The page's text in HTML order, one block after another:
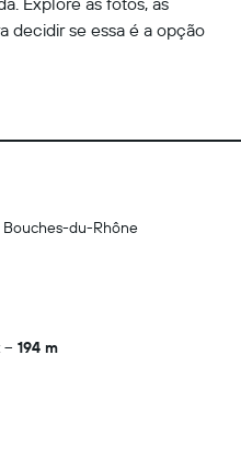
decidir se essa é a opção
Bouches-du-Rhône
194 m